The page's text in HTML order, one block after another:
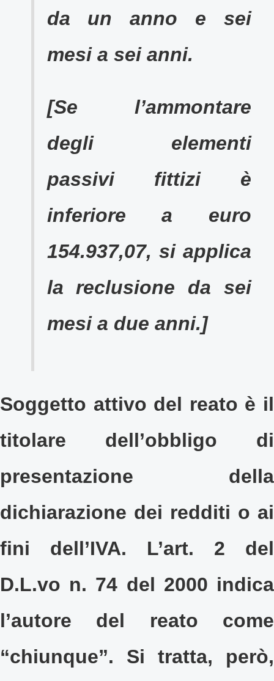
da un anno e sei
mesi a sei anni.
[Se l’ammontare
degli elementi
passivi fittizi è
inferiore a euro
154.937,07, si applica
la reclusione da sei
mesi a due anni.]
Soggetto attivo del reato è il
titolare dell’obbligo di
presentazione della
dichiarazione dei redditi o ai
fini dell’IVA. L’art. 2 del
D.L.vo n. 74 del 2000 indica
l’autore del reato come
“chiunque”. Si tratta, però,